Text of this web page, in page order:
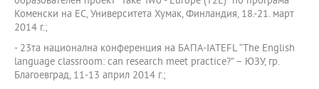
Коменски на ЕС, Университета Хумак, Финландия, 18.-21. март
2014 г.;
- 23та национална конференция на БАПА-IATEFL “The English
language classroom: can research meet practice?” – ЮЗУ, гр.
Благоевград, 11-13 април 2014 г.;